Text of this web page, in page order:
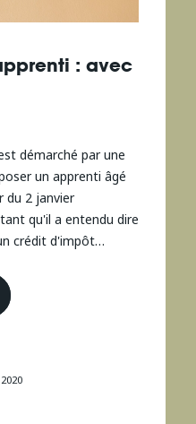
: avec
démarché par une
un apprenti âgé
du 2 janvier
qu'il a entendu dire
crédit d'impôt…